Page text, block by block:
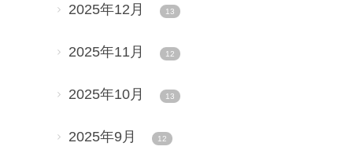
2025年12月 13
2025年11月 12
2025年10月 13
2025年9月 12